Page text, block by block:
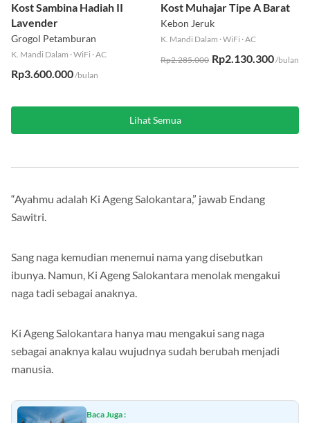
Kost Sambina Hadiah II
Lavender
Grogol Petamburan
K. Mandi Dalam ·WiFi ·AC
Rp3.600.000/bulan
Kost Muhajar Tipe A Barat
Kebon Jeruk
K. Mandi Dalam ·WiFi ·AC
Rp2.285.000 Rp2.130.300/bulan
Lihat Semua
“Ayahmu adalah Ki Ageng Salokantara,” jawab Endang
Sawitri.
Sang naga kemudian menemui nama yang disebutkan
ibunya. Namun, Ki Ageng Salokantara menolak mengakui
naga tadi sebagai anaknya.
Ki Ageng Salokantara hanya mau mengakui sang naga
sebagai anaknya kalau wujudnya sudah berubah menjadi
manusia.
Baca Juga :